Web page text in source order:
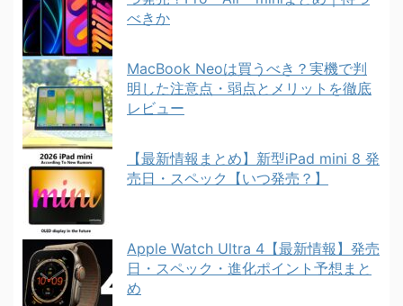
べきか
MacBook Neoは買うべき？実機で判
明した注意点・弱点とメリットを徹底
レビュー
【最新情報まとめ】新型iPad mini 8 発
売日・スペック【いつ発売？】
Apple Watch Ultra 4【最新情報】発売
日・スペック・進化ポイント予想まと
め